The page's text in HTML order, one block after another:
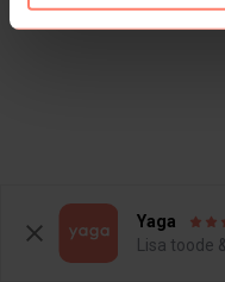
Yaga
Lisa toode